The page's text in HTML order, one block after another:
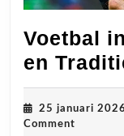
Voetbal
en
25 januari 2026
Comment